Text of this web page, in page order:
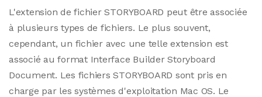
L'extension de fichier STORYBOARD peut être associée
à plusieurs types de fichiers. Le plus souvent,
cependant, un fichier avec une telle extension est
associé au format Interface Builder Storyboard
Document. Les fichiers STORYBOARD sont pris en
charge par les systèmes d'exploitation Mac OS. Le